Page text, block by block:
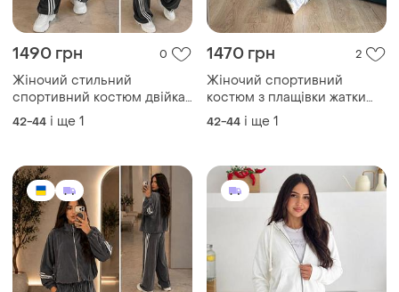
1490 грн 0
Жіночий стильний
спортивний костюм двійка
кофта на змійці+штани
тканина велюр
42-44 і ще 1
1470 грн 2
Жіночий спортивний
костюм з плащівки жатки
вітровка та штани
трансформери, легкий
плащівки, жіночий костюм
плащівка
42-44 і ще 1